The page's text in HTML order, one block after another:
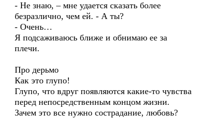
- Не знаю, – мне удается сказать более
безразлично, чем ей. - А ты?
- Очень…
Я подсаживаюсь ближе и обнимаю ее за
плечи.
Про дерьмо
Как это глупо!
Глупо, что вдруг появляются какие-то чувства
перед непосредственным концом жизни.
Зачем это все нужно сострадание, любовь?